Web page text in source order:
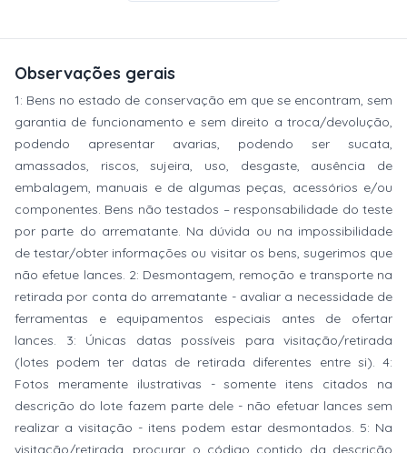
Observações gerais
1: Bens no estado de conservação em que se encontram, sem
garantia de funcionamento e sem direito a troca/devolução,
podendo apresentar avarias, podendo ser sucata,
amassados, riscos, sujeira, uso, desgaste, ausência de
embalagem, manuais e de algumas peças, acessórios e/ou
componentes. Bens não testados – responsabilidade do teste
por parte do arrematante. Na dúvida ou na impossibilidade
de testar/obter informações ou visitar os bens, sugerimos que
não efetue lances. 2: Desmontagem, remoção e transporte na
retirada por conta do arrematante - avaliar a necessidade de
ferramentas e equipamentos especiais antes de ofertar
lances. 3: Únicas datas possíveis para visitação/retirada
(lotes podem ter datas de retirada diferentes entre si). 4:
Fotos meramente ilustrativas - somente itens citados na
descrição do lote fazem parte dele - não efetuar lances sem
realizar a visitação - itens podem estar desmontados. 5: Na
visitação/retirada, procurar o código contido da descrição